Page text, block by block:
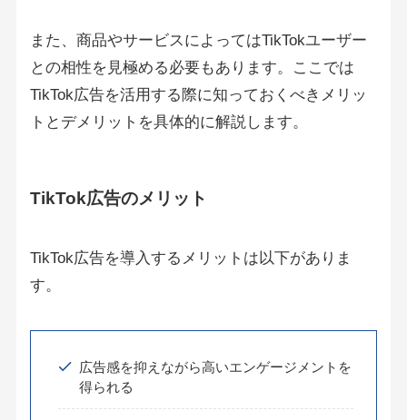
また、商品やサービスによってはTikTokユーザー
との相性を見極める必要もあります。ここでは
TikTok広告を活用する際に知っておくべきメリッ
トとデメリットを具体的に解説します。
TikTok広告のメリット
TikTok広告を導入するメリットは以下がありま
す。
広告感を抑えながら高いエンゲージメントを
得られる